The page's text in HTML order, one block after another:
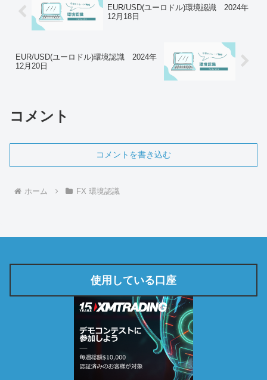
EUR/USD(ユーロドル)環境認識 2024年
12月18日
EUR/USD(ユーロドル)環境認識 2024年
12月20日
コメント
コメントを書き込む
ホーム FX 環境認識
使用している口座